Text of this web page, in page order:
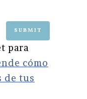
para
cómo
de tus